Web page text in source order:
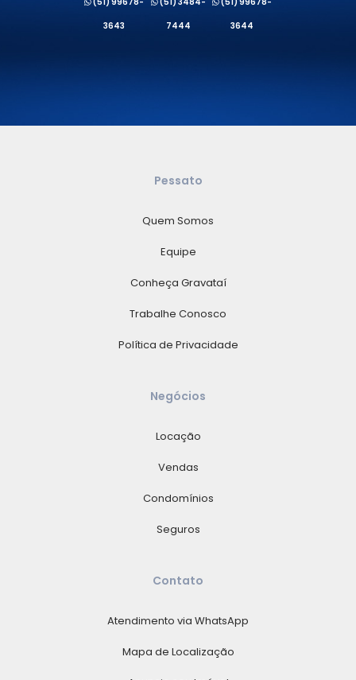
3643
7444
3644
Pessato
Quem Somos
Equipe
Conheça Gravataí
Trabalhe Conosco
Política de Privacidade
Negócios
Locação
Vendas
Condomínios
Seguros
Contato
Atendimento via WhatsApp
Mapa de Localização